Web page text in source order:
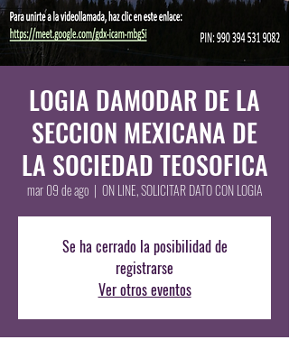
LOGIA DAMODAR DE LA
SECCION MEXICANA DE
LA SOCIEDAD TEOSOFICA
mar 09 de ago
  |
ON LINE, SOLICITAR DATO CON LOGIA
Se ha cerrado la posibilidad de
registrarse
Ver otros eventos